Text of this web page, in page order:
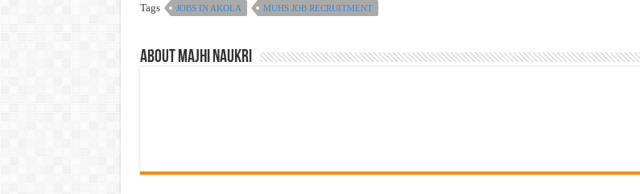
Tags JOBS IN AKOLA MUHS JOB RECRUITMENT
About Majhi Naukri